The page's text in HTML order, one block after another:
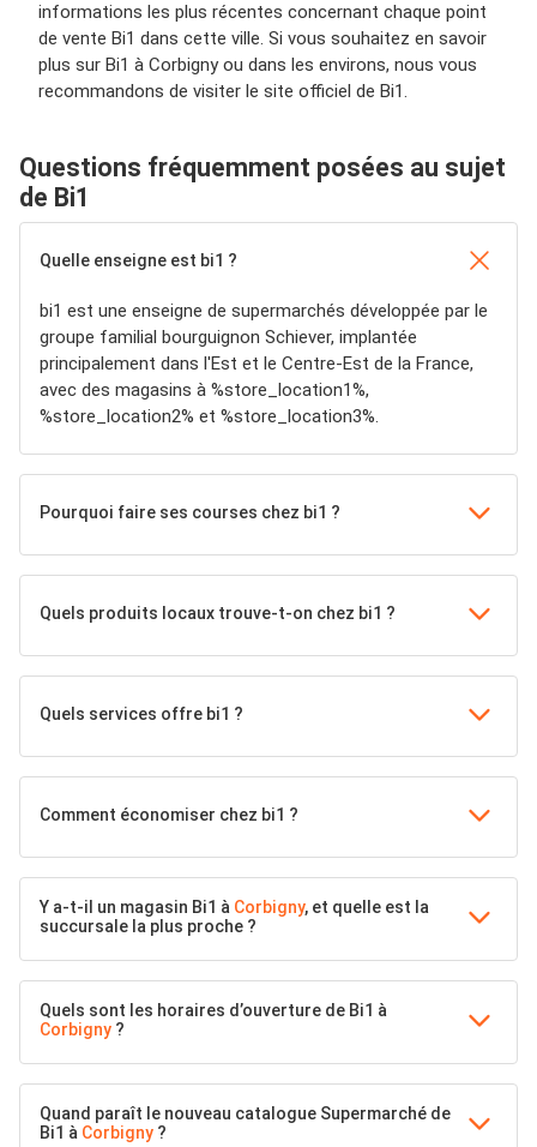
informations les plus récentes concernant chaque point
de vente Bi1 dans cette ville. Si vous souhaitez en savoir
plus sur Bi1 à Corbigny ou dans les environs, nous vous
recommandons de visiter le site officiel de Bi1.
Questions fréquemment posées au sujet
de Bi1
Quelle enseigne est bi1 ?
bi1 est une enseigne de supermarchés développée par le
groupe familial bourguignon Schiever, implantée
principalement dans l'Est et le Centre-Est de la France,
avec des magasins à %store_location1%,
%store_location2% et %store_location3%.
Pourquoi faire ses courses chez bi1 ?
Quels produits locaux trouve-t-on chez bi1 ?
Quels services offre bi1 ?
Comment économiser chez bi1 ?
Y a-t-il un magasin Bi1 à Corbigny, et quelle est la
succursale la plus proche ?
Quels sont les horaires d’ouverture de Bi1 à
Corbigny ?
Quand paraît le nouveau catalogue Supermarché de
Bi1 à Corbigny ?